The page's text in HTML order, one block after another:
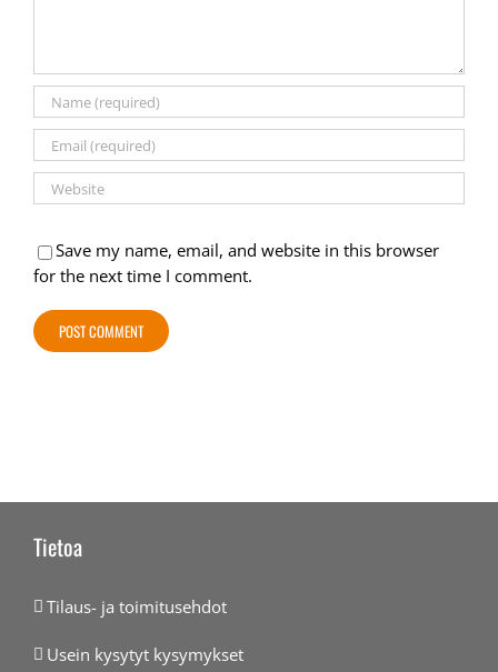
Save my name, email, and website in this browser
for the next time I comment.
Tietoa
Tilaus- ja toimitusehdot
Usein kysytyt kysymykset